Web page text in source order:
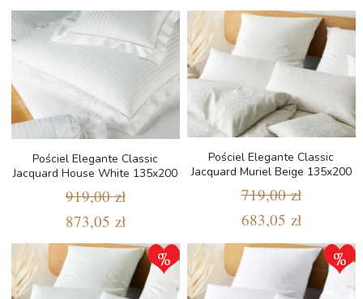
Pościel Elegante Classic
Jacquard House White 135x200
919,00 zł
873,05 zł
Pościel Elegante Classic
Jacquard Muriel Beige 135x200
719,00 zł
683,05 zł